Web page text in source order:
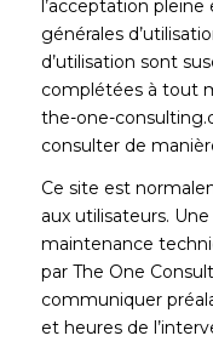
l’acceptation
générales
d’utilisation sont
complétées à tout
the-one-
consulter de
Ce site est
aux utilisateurs.
maintenance
par The One
communiquer
et heures de